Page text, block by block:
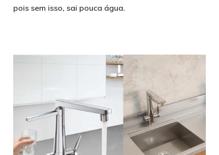
pois sem isso, sai pouca água.